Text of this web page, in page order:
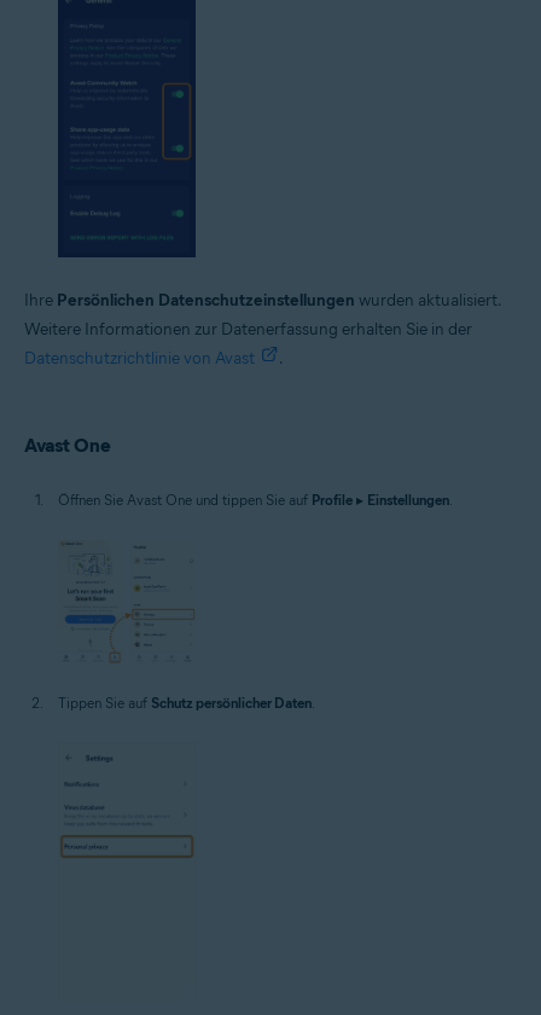
Ihre Persönlichen Datenschutzeinstellungen wurden aktualisiert.
Weitere Informationen zur Datenerfassung erhalten Sie in der
Datenschutzrichtlinie von Avast
.
Avast One
Öffnen Sie Avast One und tippen Sie auf Profile ▸ Einstellungen.
Tippen Sie auf Schutz persönlicher Daten.